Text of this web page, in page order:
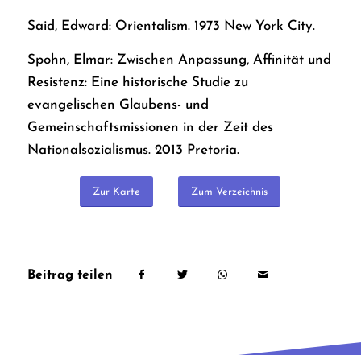
Said, Edward: Orientalism. 1973 New York City.
Spohn, Elmar: Zwischen Anpassung, Affinität und
Resistenz: Eine historische Studie zu
evangelischen Glaubens- und
Gemeinschaftsmissionen in der Zeit des
Nationalsozialismus. 2013 Pretoria.
Zur Karte Zum Verzeichnis
Beitrag teilen